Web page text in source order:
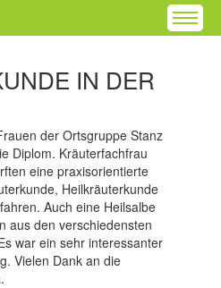
IN DER
der Ortsgruppe Stanz
Diplom. Kräuterfachfrau
eine praxisorientierte
Heilkräuterkunde
Auch eine Heilsalbe
aus den verschiedensten
war ein sehr interessanter
Vielen Dank an die